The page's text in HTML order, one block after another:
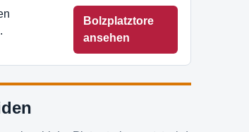
Bolzplatztore
ansehen